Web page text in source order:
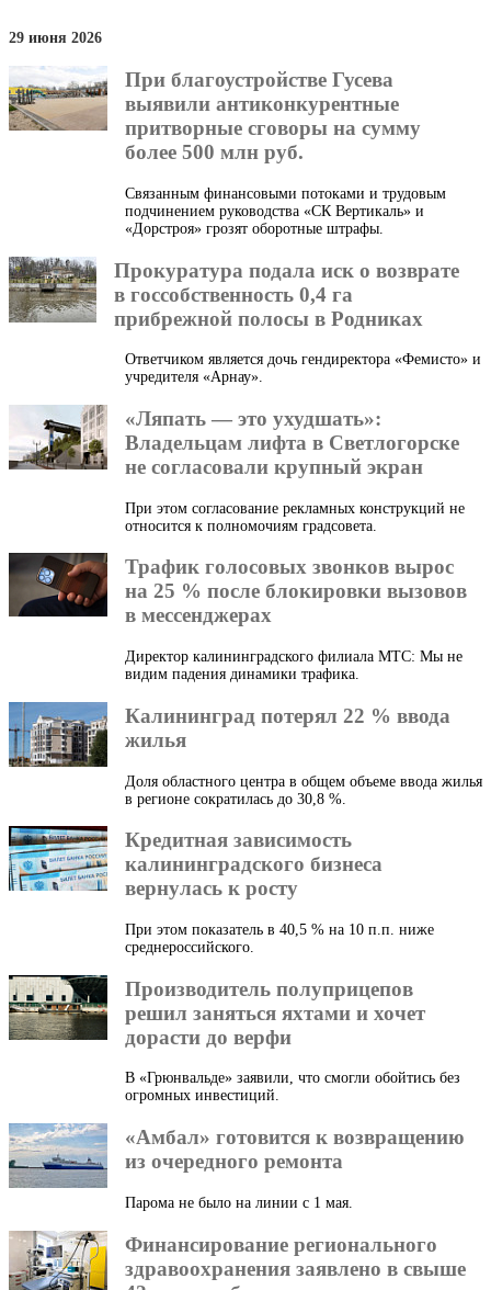
29 июня 2026
При благоустройстве Гусева
выявили антиконкурентные
притворные сговоры на сумму
более 500 млн руб.
Связанным финансовыми потоками и трудовым
подчинением руководства «СК Вертикаль» и
«Дорстроя» грозят оборотные штрафы.
Прокуратура подала иск о возврате
в госсобственность 0,4 га
прибрежной полосы в Родниках
Ответчиком является дочь гендиректора «Фемисто» и
учредителя «Арнау».
«Ляпать — это ухудшать»:
Владельцам лифта в Светлогорске
не согласовали крупный экран
При этом согласование рекламных конструкций не
относится к полномочиям градсовета.
Трафик голосовых звонков вырос
на 25 % после блокировки вызовов
в мессенджерах
Директор калининградского филиала МТС: Мы не
видим падения динамики трафика.
Калининград потерял 22 % ввода
жилья
Доля областного центра в общем объеме ввода жилья
в регионе сократилась до 30,8 %.
Кредитная зависимость
калининградского бизнеса
вернулась к росту
При этом показатель в 40,5 % на 10 п.п. ниже
среднероссийского.
Производитель полуприцепов
решил заняться яхтами и хочет
дорасти до верфи
В «Грюнвальде» заявили, что смогли обойтись без
огромных инвестиций.
«Амбал» готовится к возвращению
из очередного ремонта
Парома не было на линии с 1 мая.
Финансирование регионального
здравоохранения заявлено в свыше